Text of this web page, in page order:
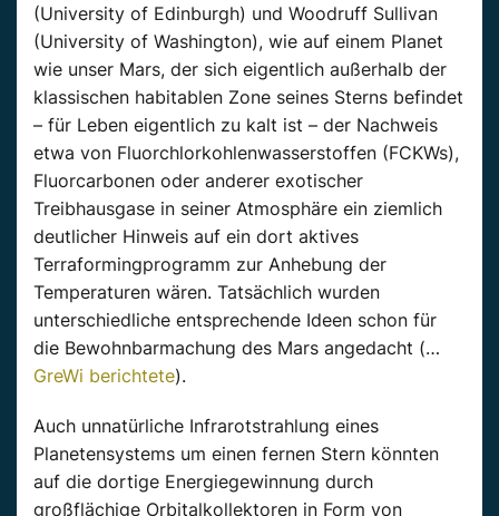
(University of Edinburgh) und Woodruff Sullivan
(University of Washington), wie auf einem Planet
wie unser Mars, der sich eigentlich außerhalb der
klassischen habitablen Zone seines Sterns befindet
– für Leben eigentlich zu kalt ist – der Nachweis
etwa von Fluorchlorkohlenwasserstoffen (FCKWs),
Fluorcarbonen oder anderer exotischer
Treibhausgase in seiner Atmosphäre ein ziemlich
deutlicher Hinweis auf ein dort aktives
Terraformingprogramm zur Anhebung der
Temperaturen wären. Tatsächlich wurden
unterschiedliche entsprechende Ideen schon für
die Bewohnbarmachung des Mars angedacht (…
GreWi berichtete).
Auch unnatürliche Infrarotstrahlung eines
Planetensystems um einen fernen Stern könnten
auf die dortige Energiegewinnung durch
großflächige Orbitalkollektoren in Form von